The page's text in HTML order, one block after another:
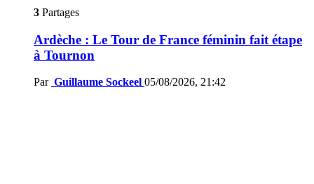
3 Partages
Ardèche : Le Tour de France féminin fait étape
à Tournon
Par Guillaume Sockeel 05/08/2026, 21:42